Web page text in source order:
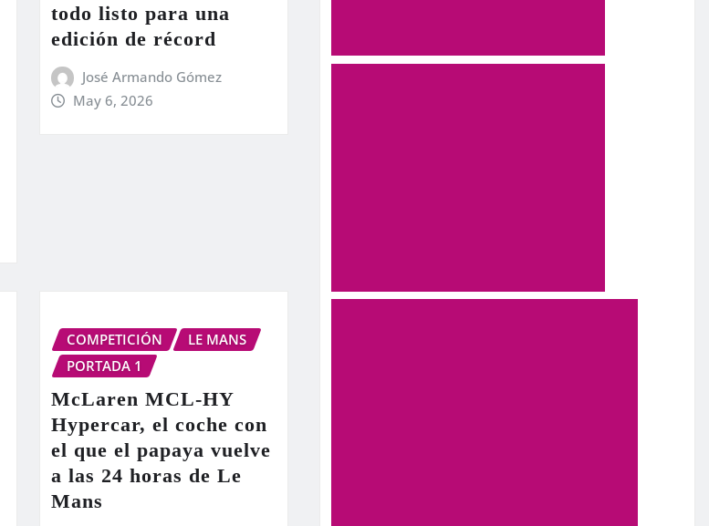
todo listo para una
edición de récord
José Armando Gómez
May 6, 2026
COMPETICIÓN
LE MANS
PORTADA 1
McLaren MCL-HY
Hypercar, el coche con
el que el papaya vuelve
a las 24 horas de Le
Mans